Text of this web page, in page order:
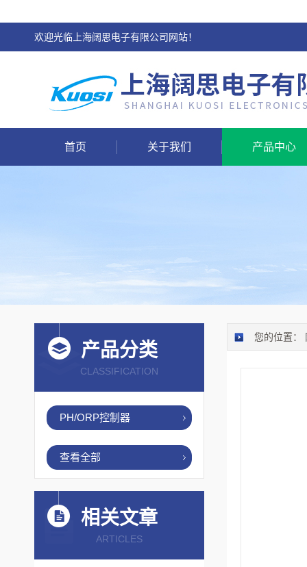
欢迎光临上海阔思电子有限公司网站！
首页 关于我们 产品中心
您的位置：
产品分类
CLASSIFICATION
PH/ORP控制器
查看全部
相关文章
ARTICLES